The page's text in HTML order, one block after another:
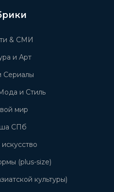
& СМИ
и Арт
Сериалы
и Стиль
мир
СПб
(plus-size)
культуры)